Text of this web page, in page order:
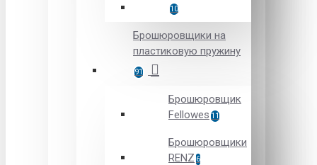
10
Брошюровщики на
пластиковую пружину
91
Брошюровщик
Fellowes 11
Брошюровщики
RENZ 6